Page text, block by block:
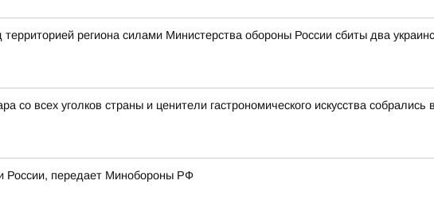
региона силами Министерства обороны России сбиты два
всех уголков страны и ценители гастрономического искусства собрались
России, передает Минобороны РФ